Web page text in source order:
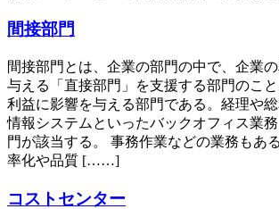
間接部門
間接部門とは、企業の部門の中で、企業
与える「直接部門」を支援する部門のこ
利益に影響を与える部門である。経理や総
情報システムといったバックオフィス業
門が該当する。 事務作業などの業務もあ
率化や品質 [……]
コストセンター